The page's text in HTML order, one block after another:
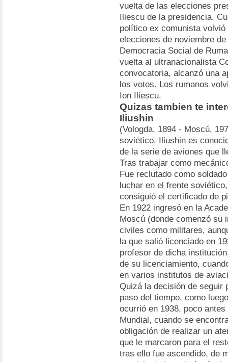
vuelta de las elecciones
Iliescu de la presidencia.
político ex comunista
elecciones de noviembre
Democracia Social de
vuelta al ultranacionalista
convocatoria, alcanzó una
los votos. Los rumanos
Ion Iliescu.
Quizas tambien te
Iliushin
(Vologda, 1894 - Moscú,
soviético. Iliushin es
de la serie de aviones que
Tras trabajar como
Fue reclutado como
luchar en el frente
consiguió el certificado de
En 1922 ingresó en la
Moscú (donde comenzó su
civiles como militares,
la que salió licenciado en
profesor de dicha
de su licenciamiento,
en varios institutos de
Quizá la decisión de seguir
paso del tiempo, como
ocurrió en 1938, poco
Mundial, cuando se
obligación de realizar un
que le marcaron para el
tras ello fue ascendido, de